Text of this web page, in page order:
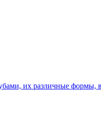
их различные